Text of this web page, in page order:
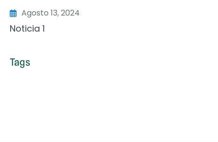
Agosto 13, 2024
Noticia 1
Tags